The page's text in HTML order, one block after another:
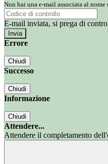
Non hai una e-mail associata al
E-mail inviata, si prega di
Errore
Chiudi
Successo
Chiudi
Informazione
Chiudi
Attendere...
Attendere il completamento